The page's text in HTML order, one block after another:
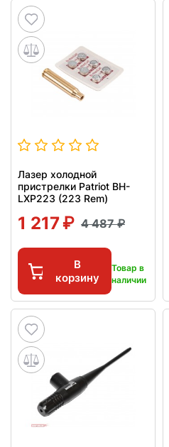
Лазер холодной
пристрелки Patriot BH-
LXP223 (223 Rem)
1 217 4 487
В
корзину
Товар в
наличии